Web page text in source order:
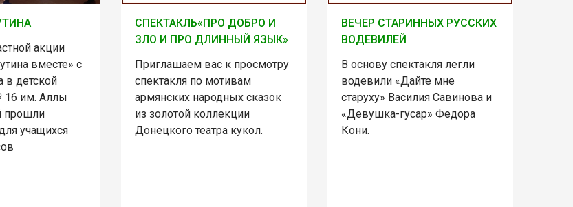
акции
вместе» с
в детской
16 им. Аллы
прошли
учащихся
СПЕКТАКЛЬ«ПРО ДОБРО И
ЗЛО И ПРО ДЛИННЫЙ ЯЗЫК»
Приглашаем вас к просмотру
спектакля по мотивам
армянских народных сказок
из золотой коллекции
Донецкого театра кукол.
ВЕЧЕР СТАРИННЫХ РУССКИХ
ВОДЕВИЛЕЙ
В основу спектакля легли
водевили «Дайте мне
старуху» Василия Савинова и
«Девушка-гусар» Федора
Кони.